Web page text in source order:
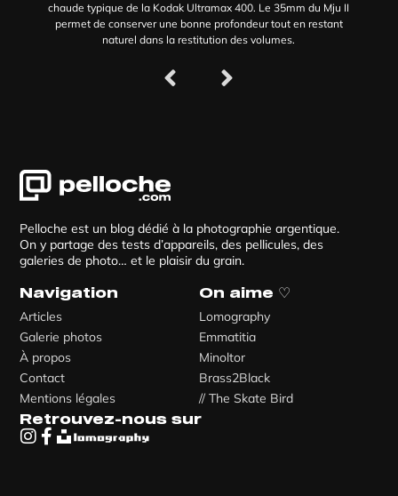
chaude typique de la Kodak Ultramax 400. Le 35mm du Mju II
permet de conserver une bonne profondeur tout en restant
naturel dans la restitution des volumes.
Pelloche est un blog dédié à la photographie argentique.
On y partage des tests d’appareils, des pellicules, des
galeries de photo… et le plaisir du grain.
Navigation
Articles
Galerie photos
À propos
Contact
Mentions légales
On aime ♡
Lomography
Emmatitia
Minoltor
Brass2Black
// The Skate Bird
Retrouvez-nous sur